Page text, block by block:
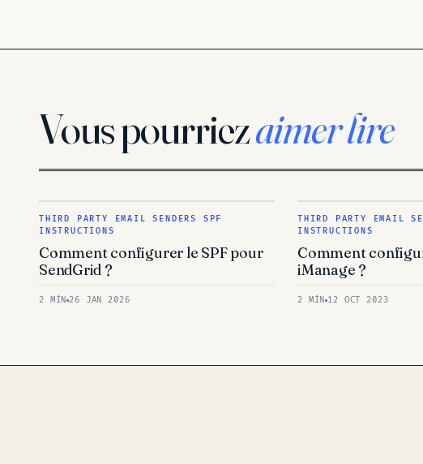
Vous pourriezaimer lire
THIRD PARTY EMAIL SENDERS SPF
INSTRUCTIONS
Comment configurer le SPF pour
SendGrid ?
2 MÍN 26 JAN 2026
THIRD PARTY EMAIL
INSTRUCTIONS
Comment
iManage ?
2 MÍN 12 OCT 2023